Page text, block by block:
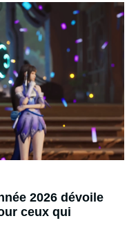
2026 dévoile
ceux qui